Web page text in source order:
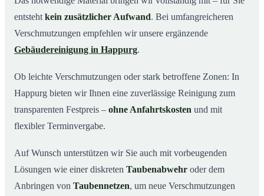
entsteht kein zusätzlicher Aufwand. Bei umfangreicheren
Verschmutzungen empfehlen wir unsere ergänzende
Gebäudereinigung in Happurg.
Ob leichte Verschmutzungen oder stark betroffene Zonen: In
Happurg bieten wir Ihnen eine zuverlässige Reinigung zum
transparenten Festpreis – ohne Anfahrtskosten und mit
flexibler Terminvergabe.
Auf Wunsch unterstützen wir Sie auch mit vorbeugenden
Lösungen wie einer diskreten Taubenabwehr oder dem
Anbringen von Taubennetzen, um neue Verschmutzungen